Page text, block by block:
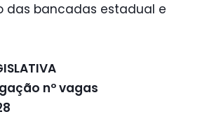
das bancadas estadual e
nº vagas